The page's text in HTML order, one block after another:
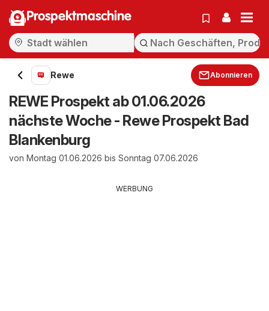
Prospektmaschine
Rewe Abonnieren
REWE Prospekt ab 01.06.2026
nächste Woche - Rewe Prospekt Bad
Blankenburg
von Montag 01.06.2026 bis Sonntag 07.06.2026
WERBUNG